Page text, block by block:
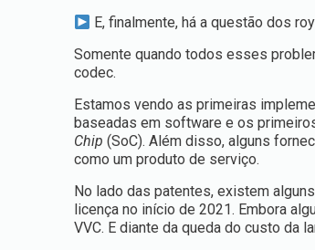
E, finalmente, há a questão dos
Somente quando todos esses
codec.
Estamos vendo as primeiras
baseadas em software e os
Chip (SoC). Além disso, alguns
como um produto de serviço.
No lado das patentes, existem
licença no início de 2021. Embora
VVC. E diante da queda do custo da